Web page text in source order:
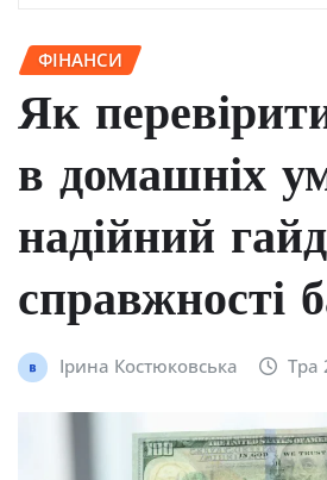
ФІНАНСИ
Як
в домашніх
надійний гайд
справжності
Ірина Костюковська Тра